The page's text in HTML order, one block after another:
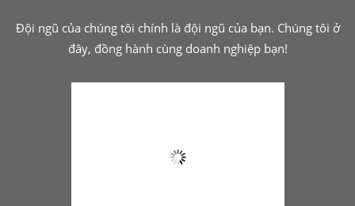
Đội ngũ của chúng tôi chính là đội ngũ của bạn. Chúng tôi ở
đây, đồng hành cùng doanh nghiệp bạn!